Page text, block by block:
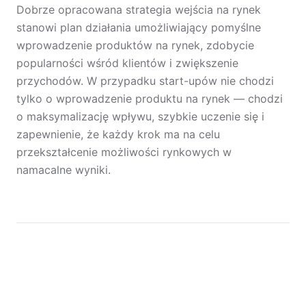
Dobrze opracowana strategia wejścia na rynek
stanowi plan działania umożliwiający pomyślne
wprowadzenie produktów na rynek, zdobycie
popularności wśród klientów i zwiększenie
przychodów. W przypadku start-upów nie chodzi
tylko o wprowadzenie produktu na rynek — chodzi
o maksymalizację wpływu, szybkie uczenie się i
zapewnienie, że każdy krok ma na celu
przekształcenie możliwości rynkowych w
namacalne wyniki.